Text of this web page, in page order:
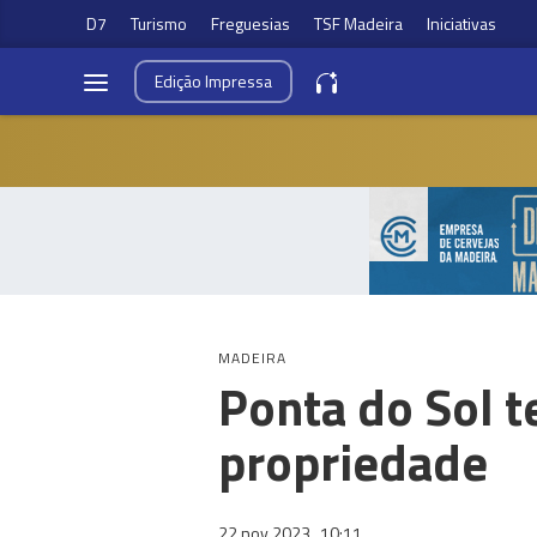
D7 Turismo Freguesias TSF Madeira Iniciativas
EdiçãoImpressa
MADEIRA
Ponta do Sol
propriedade